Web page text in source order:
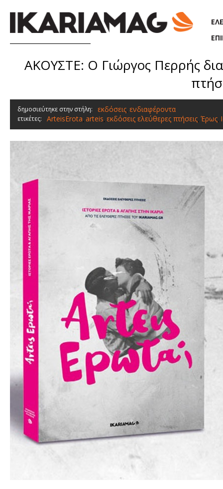
ΑΚΟΥΣΤΕ: Ο Γιώργος Περρής
δημοσιεύτηκε στην στήλη: εκδόσεις, ενδιαφέροντα
ετικέτες: ArteisErota, arteis, εκδόσεις ελεύθερες πτήσεις, Έρως,